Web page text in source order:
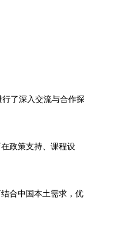
了深入交流与合作探
政策支持、课程设
合中国本土需求，优